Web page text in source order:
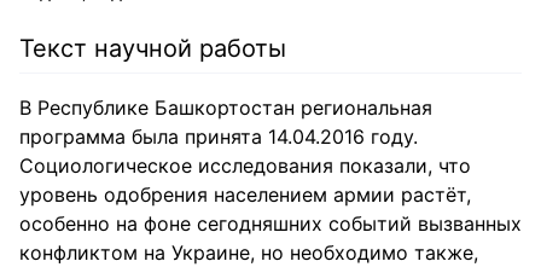
Текст научной работы
В Республике Башкортостан региональная
программа была принята 14.04.2016 году.
Социологическое исследования показали, что
уровень одобрения населением армии растёт,
особенно на фоне сегодняшних событий вызванных
конфликтом на Украине, но необходимо также,